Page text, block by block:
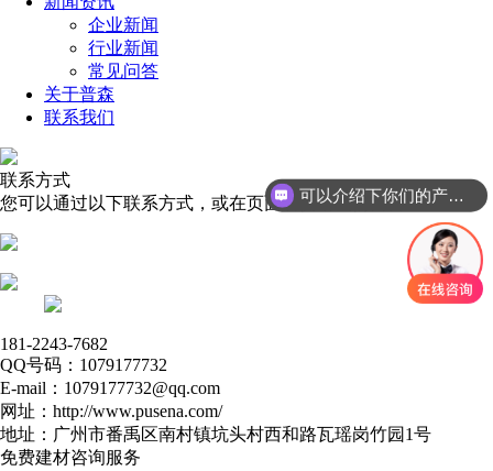
企业新闻
行业新闻
常见问答
关于普森
联系我们
联系方式
您可以通过以下联系方式，或在页面右侧给我们留言
181-2243-7682
QQ号码：1079177732
E-mail：1079177732@qq.com
网址：http://www.pusena.com/
地址：广州市番禹区南村镇坑头村西和路瓦瑶岗竹园1号
免费建材咨询服务
可以介绍下你们的产品么